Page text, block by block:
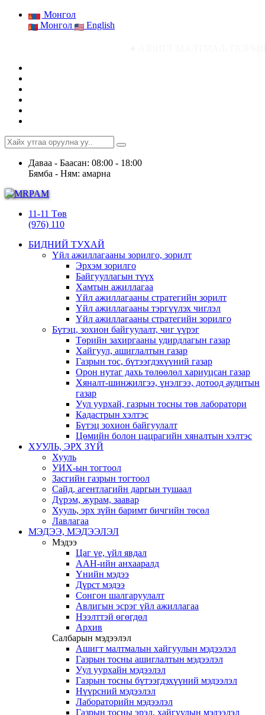
Монгол
Монгол
English
Даваа - Баасан: 08:00 - 18:00
Бямба - Ням: амарна
11-11 Төв
(976) 110
БИДНИЙ ТУХАЙ
Үйл ажиллагааны зорилго, зорилт
Эрхэм зорилго
Байгууллагын түүх
Хамтын ажиллагаа
Үйл ажиллагааны стратегийн зорилт
Үйл ажиллагааны тэргүүлэх чиглэл
Үйл ажиллагааны стратегийн зорилго
Бүтэц, зохион байгуулалт, чиг үүрэг
Төрийн захиргааны удирдлагын газар
Хайгуул, ашиглалтын газар
Газрын тос, бүтээгдэхүүний газар
Орон нутаг дахь төлөөлөл хариуцсан газар
Хяналт-шинжилгээ, үнэлгээ, дотоод аудитын
газар
Уул уурхай, газрын тосны төв лаборатори
Кадастрын хэлтэс
Бүтэц зохион байгуулалт
Цөмийн болон цацрагийн хяналтын хэлтэс
ХУУЛЬ, ЭРХ ЗҮЙ
Хууль
УИХ-ын тогтоол
Засгийн газрын тогтоол
Сайд, агентлагийн даргын тушаал
Дүрэм, журам, заавар
Хууль, эрх зүйн баримт бичгийн төсөл
Лавлагаа
МЭДЭЭ, МЭДЭЭЛЭЛ
Мэдээ
Цаг үе, үйл явдал
ААН-ийн анхааралд
Үнийн мэдээ
Дүрст мэдээ
Сонгон шалгаруулалт
Авлигын эсрэг үйл ажиллагаа
Нээлттэй өгөгдөл
Архив
Салбарын мэдээлэл
Ашигт малтмалын хайгуулын мэдээлэл
Газрын тосны ашиглалтын мэдээлэл
Уул уурхайн мэдээлэл
Газрын тосны бүтээгдэхүүний мэдээлэл
Нүүрсний мэдээлэл
Лабораторийн мэдээлэл
Газрын тосны эрэл, хайгуулын мэдээлэл